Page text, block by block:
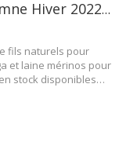
Préparation des collections Automne Hiver 2022 avec CACHEMIRE, ALPAGA, LAINE MÉRINOS et MOHAIR
fils naturels pour
et laine mérinos pour
stock disponibles